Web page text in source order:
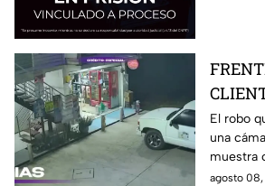
su
El robo
una
muestra
obligaron
agosto 08,